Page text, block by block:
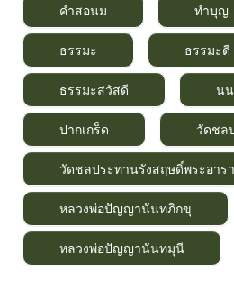
คำสอนม ทำบุญ
ธรรมะ ธรรมะดี
ธรรมะสวัสดี น
ปากเกร็ด วัดชล
วัดชลประทานรังสฤษดิ์พระอาร
หลวงพ่อปัญญานันทภิกขุ
หลวงพ่อปัญญานันทมุนี